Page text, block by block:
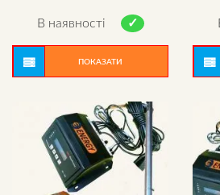
out of 5
В наявності
ПОКАЗАТИ